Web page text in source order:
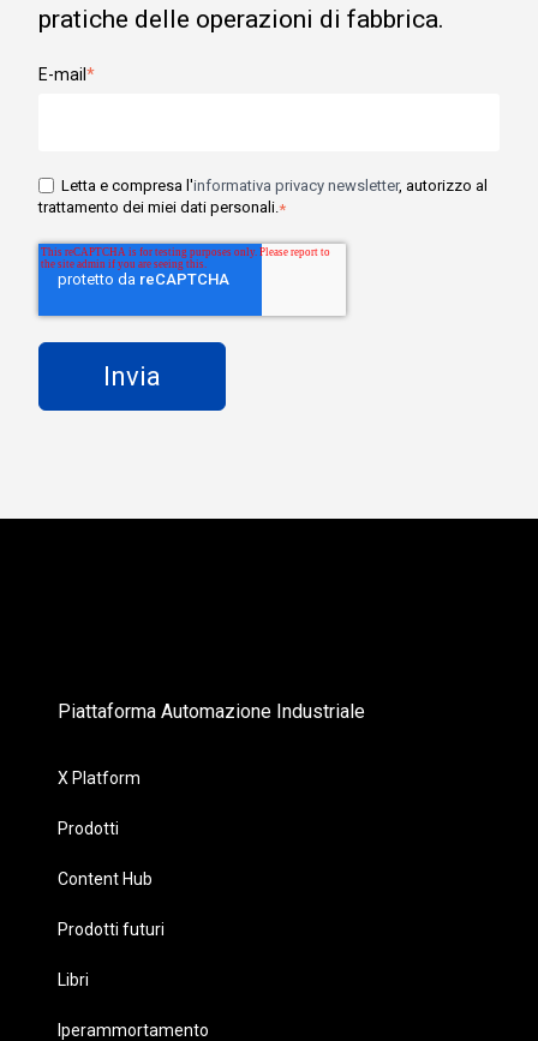
pratiche delle operazioni di fabbrica.
E-mail *
Letta e compresa l'informativa privacy newsletter, autorizzo al
trattamento dei miei dati personali.*
Piattaforma Automazione Industriale
X Platform
Prodotti
Content Hub
Prodotti futuri
Libri
Iperammortamento